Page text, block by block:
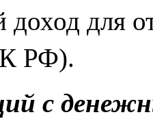
для
РФ).
с